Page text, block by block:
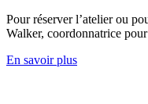
Pour réserver l’atelier ou
Walker, coordonnatrice
En savoir plus